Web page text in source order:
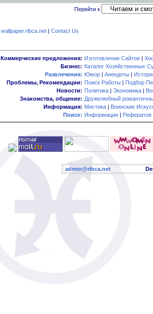
Перейти к
wallpaper.ribca.net| Contact Us
Коммерческие предложения: Изготовление Сайтов |
Бизнес: Каталог Хозяйственных
Развлечения: Юмор | Анекдоты |
Проблемы, Рекомендации: Поиск Работы | Подбор
Новости: Политика | Экономика |
Знакомства, общение: Дружелюбный
Информация: Мистика | Воинские
Поиск: Информации | Рефератов
admin@ribca.net